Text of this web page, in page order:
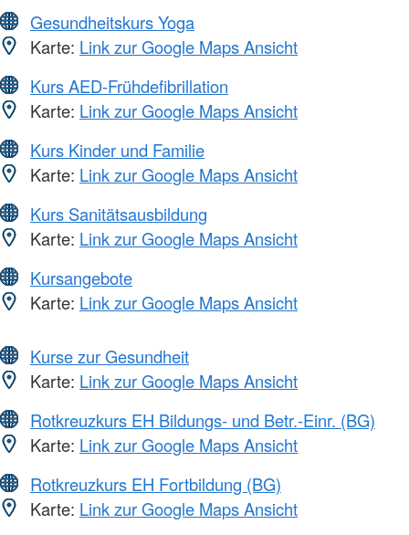
Gesundheitskurs Yoga
Karte: Link zur Google Maps Ansicht
Kurs AED-Frühdefibrillation
Karte: Link zur Google Maps Ansicht
Kurs Kinder und Familie
Karte: Link zur Google Maps Ansicht
Kurs Sanitätsausbildung
Karte: Link zur Google Maps Ansicht
Kursangebote
Karte: Link zur Google Maps Ansicht
Kurse zur Gesundheit
Karte: Link zur Google Maps Ansicht
Rotkreuzkurs EH Bildungs- und Betr.-Einr. (BG)
Karte: Link zur Google Maps Ansicht
Rotkreuzkurs EH Fortbildung (BG)
Karte: Link zur Google Maps Ansicht